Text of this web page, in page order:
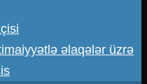
əlaqələr üzrə